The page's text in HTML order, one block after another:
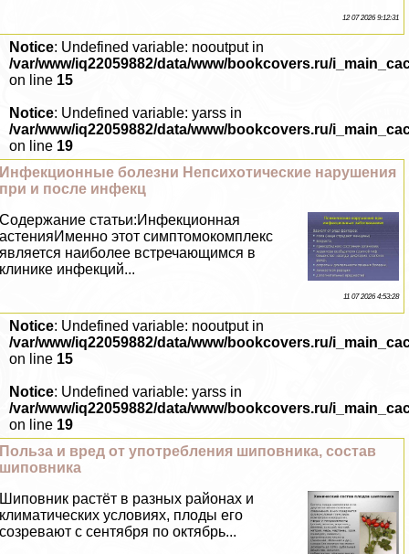
12 07 2026 9:12:31
Notice: Undefined variable: nooutput in
/var/www/iq22059882/data/www/bookcovers.ru/
on line 15
Notice: Undefined variable: yarss in
/var/www/iq22059882/data/www/bookcovers.ru/
on line 19
Инфекционные болезни Непсихотические нарушения
при и после инфекц
Содержание статьи:Инфекционная
астенияИменно этот симптомокомплекс
является наиболее встречающимся в
клинике инфекций...
11 07 2026 4:53:28
Notice: Undefined variable: nooutput in
/var/www/iq22059882/data/www/bookcovers.ru/
on line 15
Notice: Undefined variable: yarss in
/var/www/iq22059882/data/www/bookcovers.ru/
on line 19
Польза и вред от употрeбления шиповника, состав
шиповника
Шиповник растёт в разных районах и
климатических условиях, плоды его
созревают с сентября по октябрь...